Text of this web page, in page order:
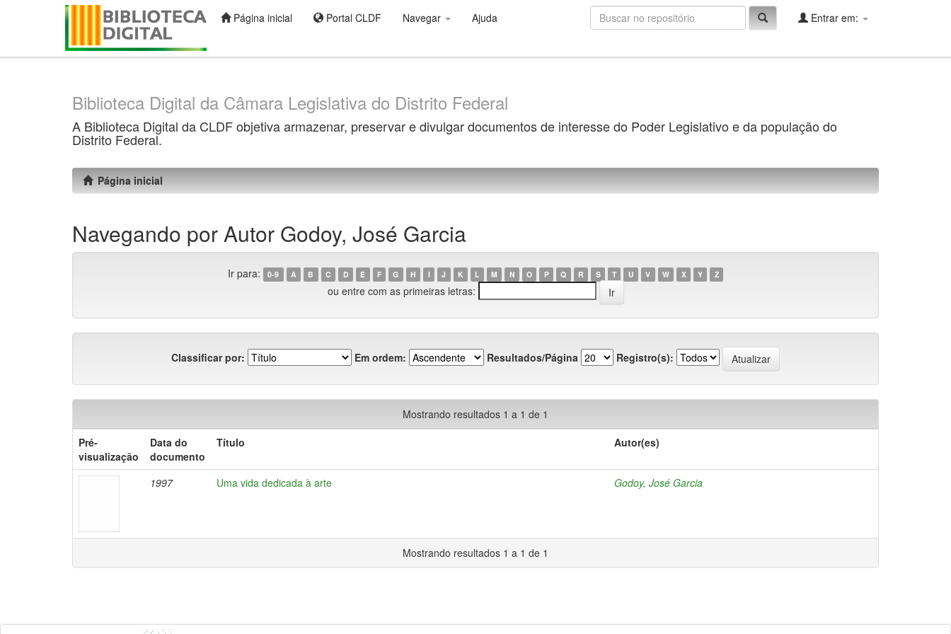
Página inicial Portal CLDF Navegar Ajuda Entrar em:
Biblioteca Digital da Câmara Legislativa do Distrito Federal
A Biblioteca Digital da CLDF objetiva armazenar, preservar e divulgar documentos de interesse do Poder Legislativo e da população do
Distrito Federal.
Página inicial
Navegando por Autor Godoy, José Garcia
Ir para: 0-9 A B C D E F G H I J K L M N O P Q R S T U V W X Y Z
ou entre com as primeiras letras:
Classificar por: Em ordem: Resultados/Página Registro(s):
Mostrando resultados 1 a 1 de 1
Pré-
visualização
Data do
documento
Título Autor(es)
1997 Uma vida dedicada à arte Godoy, José Garcia
Mostrando resultados 1 a 1 de 1